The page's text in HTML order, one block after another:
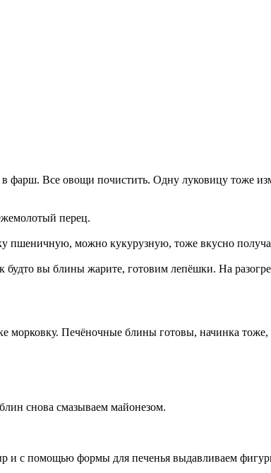
фарш. Все овощи почистить. Одну луковицу тоже
перец.
пшеничную, можно кукурузную, тоже вкусно
вы блины жарите, готовим лепёшки. На
морковку. Печёночные блины готовы, начинка тоже,
снова смазываем майонезом.
и с помощью формы для печенья выдавливаем